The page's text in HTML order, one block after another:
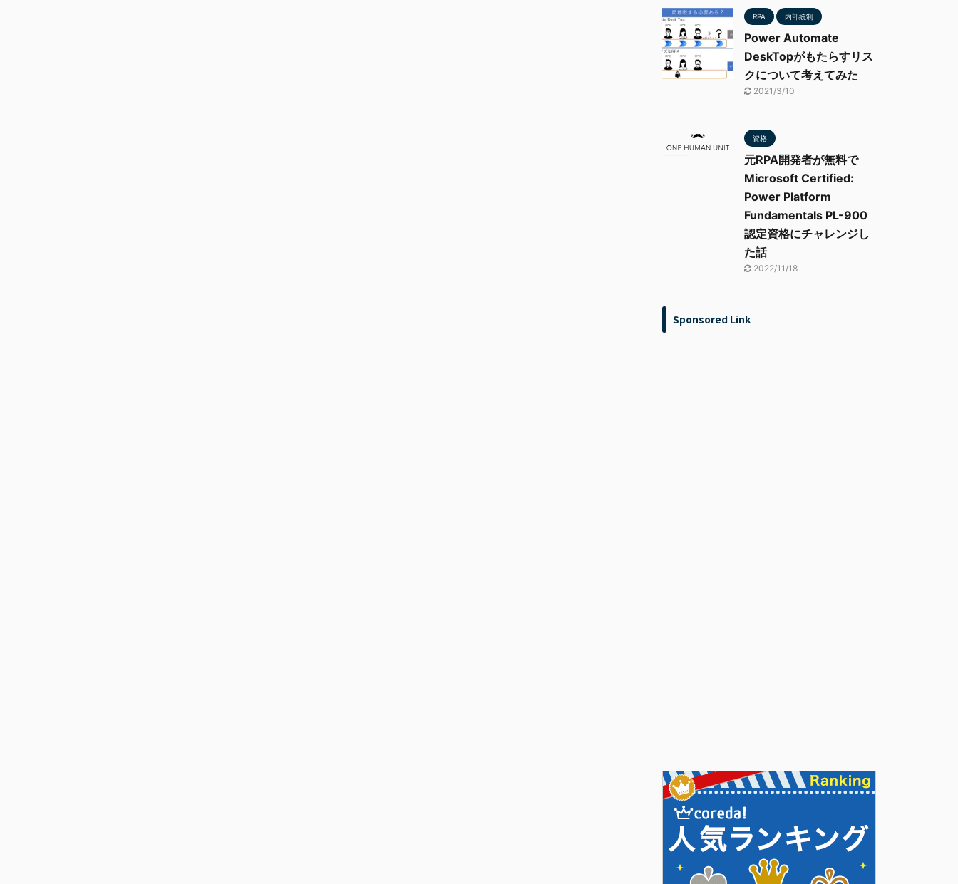
RPA 内部統制
Power Automate
DeskTopがもたらすリス
クについて考えてみた
2021/3/10
資格
元RPA開発者が無料で
Microsoft Certified:
Power Platform
Fundamentals PL-900
認定資格にチャレンジし
た話
2022/11/18
Sponsored Link